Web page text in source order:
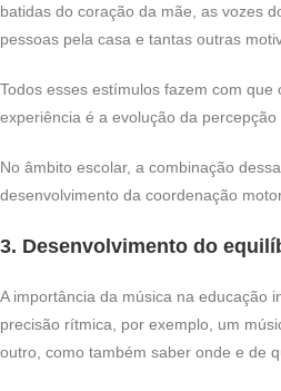
batidas do coração da mãe, as vozes
pessoas pela casa e tantas outras
Todos esses estímulos fazem com
experiência é a evolução da
No âmbito escolar, a combinação
desenvolvimento da coordenação
3. Desenvolvimento do
A importância da música na educação
precisão rítmica, por exemplo, um
outro, como também saber onde e de